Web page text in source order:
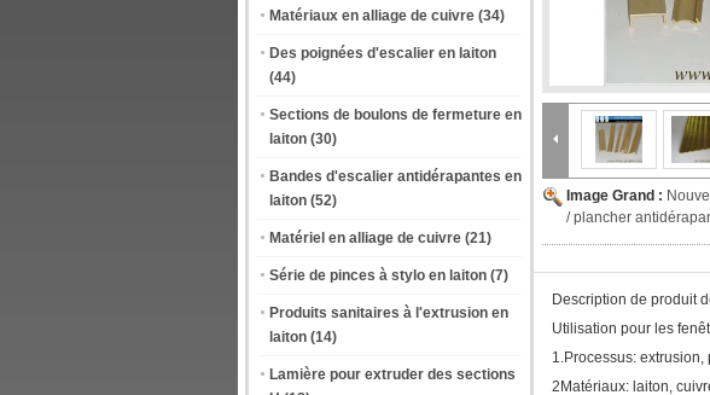
Matériaux en alliage de cuivre (34)
Des poignées d'escalier en laiton
(44)
Sections de boulons de fermeture en
laiton (30)
Bandes d'escalier antidérapantes en
laiton (52)
Matériel en alliage de cuivre (21)
Série de pinces à stylo en laiton (7)
Produits sanitaires à l'extrusion en
laiton (14)
Lamière pour extruder des sections
Image Grand :
/ plancher
Description de produit
Utilisation pour les
1.Processus:
2Matériaux: laiton,